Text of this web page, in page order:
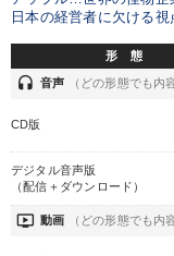
日本の経営者に欠ける
形 態
headset 音声 （どの形態でも内
CD版
デジタル音声版
（配信＋ダウンロード）
ondemand_video 動画 （どの形態でも内